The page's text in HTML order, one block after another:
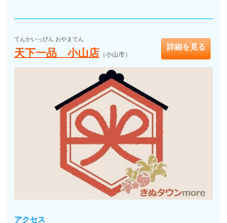
てんかいっぴん おやまてん
天下一品 小山店 （小山市）
詳細を見る
アクセス